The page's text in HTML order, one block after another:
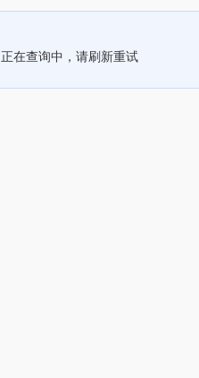
正在查询中，请刷新重试